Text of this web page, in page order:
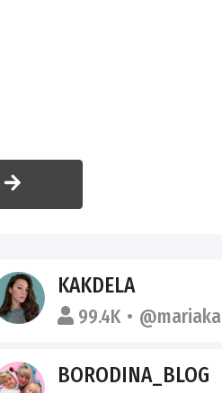
KAKDELA
99.4K
BORODINA_BLOG